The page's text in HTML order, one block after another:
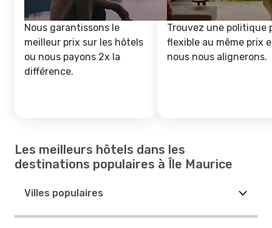
Nous garantissons le
meilleur prix sur les hôtels
ou nous payons 2x la
différence.
Trouvez une politique
flexible au même prix
nous nous alignerons.
Les meilleurs hôtels dans les
destinations populaires à Île Maurice
Villes populaires